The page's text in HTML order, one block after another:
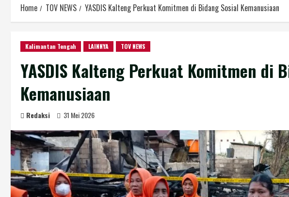
Home TOV NEWS YASDIS Kalteng Perkuat Komitmen di Bidang Sosial Kemanusiaan
Kalimantan Tengah LAINNYA TOV NEWS
YASDIS Kalteng Perkuat Komitmen di
Kemanusiaan
Redaksi 31 Mei 2026